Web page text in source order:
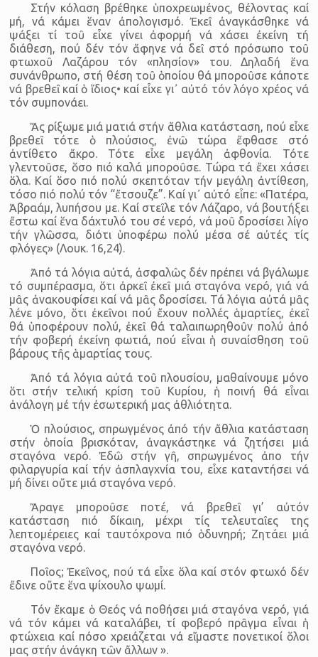
Στήν κόλαση βρέθηκε ὑποχρεωμένος, θέλοντας καί
μή, νά κάμει ἕναν ἀπολογισμό. Ἐκεῖ ἀναγκάσθηκε νά
ψάξει τί τοῦ εἶχε γίνει ἀφορμή νά χάσει ἐκείνη τή
διάθεση, πού δέν τόν ἄφηνε νά δεῖ στό πρόσωπο τοῦ
φτωχοῦ Λαζάρου τόν «πλησίον» του. Δηλαδή ἕνα
συνάνθρωπο, στή θέση τοῦ ὁποίου θά μποροῦσε κάποτε
νά βρεθεῖ καί ὁ ἴδιος• καί εἶχε γι᾿ αὐτό τόν λόγο χρέος νά
τόν συμπονάει.
Ἄς ρίξωμε μιά ματιά στήν ἄθλια κατάσταση, πού εἶχε
βρεθεῖ τότε ὁ πλούσιος, ἐνῶ τώρα ἔφθασε στό
ἀντίθετο ἄκρο. Τότε εἶχε μεγάλη ἀφθονία. Τότε
γλεντοῦσε, ὅσο πιό καλά μποροῦσε. Τώρα τά ἔχει χάσει
ὅλα. Καί ὅσο πιό πολύ σκεπτόταν τήν μεγάλη ἀντίθεση,
τόσο πιό πολύ τόν “ἔτσουζε”. Καί γι᾿ αὐτό εἶπε: «Πατέρα,
Ἀβραάμ, λυπήσου με. Καί στεῖλε τόν Λάζαρο, νά βουτήξει
ἔστω καί ἕνα δάχτυλό του σέ νερό, νά μοῦ δροσίσει λίγο
τήν γλῶσσα, διότι ὑποφέρω πολύ μέσα σέ αὐτές τίς
φλόγες» (Λουκ. 16,24).
Ἀπό τά λόγια αὐτά, ἀσφαλῶς δέν πρέπει νά βγάλωμε
τό συμπέρασμα, ὅτι ἀρκεῖ ἐκεῖ μιά σταγόνα νερό, γιά νά
μᾶς ἀνακουφίσει καί νά μᾶς δροσίσει. Τά λόγια αὐτά μᾶς
λένε μόνο, ὅτι ἐκεῖνοι πού ἔχουν πολλές ἁμαρτίες, ἐκεῖ
θά ὑποφέρουν πολύ, ἐκεῖ θά ταλαιπωρηθοῦν πολύ ἀπό
τήν φοβερή ἐκείνη φωτιά, πού εἶναι ἡ συναίσθηση τοῦ
βάρους τῆς ἁμαρτίας τους.
Ἀπό τά λόγια αὐτά τοῦ πλουσίου, μαθαίνουμε μόνο
ὅτι στήν τελική κρίση τοῦ Κυρίου, ἡ ποινή θά εἶναι
ἀνάλογη μέ τήν ἐσωτερική μας ἀθλιότητα.
Ὁ πλούσιος, σπρωγμένος ἀπό τήν ἄθλια κατάσταση
στήν ὁποία βρισκόταν, ἀναγκάστηκε νά ζητήσει μιά
σταγόνα νερό. Ἐδῶ στήν γῆ, σπρωγμένος ἀπο τήν
φιλαργυρία καί τήν ἀσπλαγχνία του, εἶχε καταντήσει νά
μή δίνει οὔτε μιά σταγόνα νερό.
Ἄραγε μποροῦσε ποτέ, νά βρεθεῖ γι’ αὐτόν
κατάσταση πιό δίκαιη, μέχρι τίς τελευταῖες της
λεπτομέρειες καί ταυτόχρονα πιό ὁδυνηρή; Ζητάει μιά
σταγόνα νερό.
Ποῖος; Ἐκεῖνος, πού τά εἶχε ὅλα καί στόν φτωχό δέν
ἔδινε οὔτε ἕνα ψίχουλο ψωμί.
Τόν ἔκαμε ὁ Θεός νά ποθήσει μιά σταγόνα νερό, γιά
νά τόν κάμει νά καταλάβει, τί φοβερό πρᾶγμα εἶναι ἡ
φτώχεια καί πόσο χρειάζεται νά εἴμαστε πονετικοί ὅλοι
μας στήν ἀνάγκη τῶν ἄλλων ».